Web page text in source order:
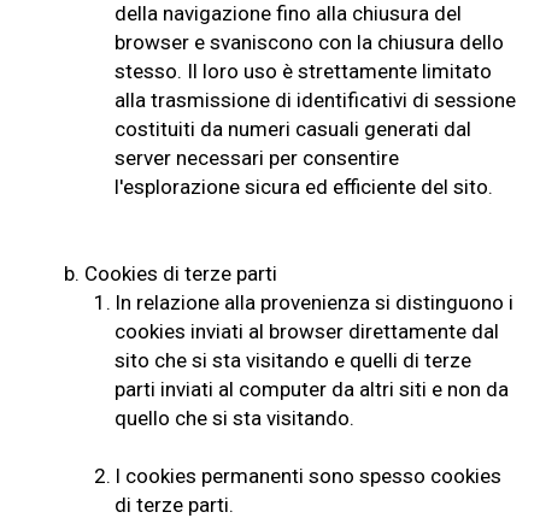
della navigazione fino alla chiusura del
browser e svaniscono con la chiusura dello
stesso. Il loro uso è strettamente limitato
alla trasmissione di identificativi di sessione
costituiti da numeri casuali generati dal
server necessari per consentire
l'esplorazione sicura ed efficiente del sito.
b. Cookies di terze parti
1. In relazione alla provenienza si distinguono i
cookies inviati al browser direttamente dal
sito che si sta visitando e quelli di terze
parti inviati al computer da altri siti e non da
quello che si sta visitando.
2. I cookies permanenti sono spesso cookies
di terze parti.